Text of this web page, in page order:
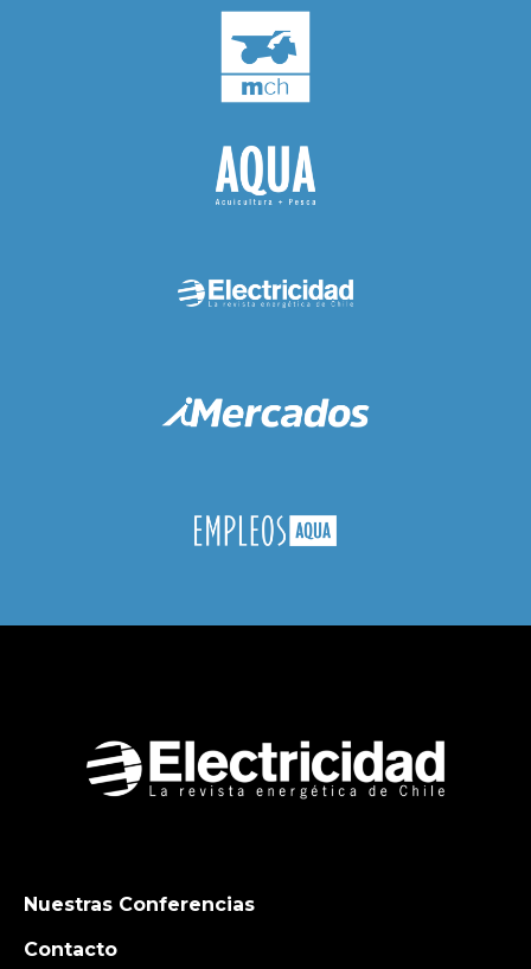
Nuestras Conferencias
Contacto